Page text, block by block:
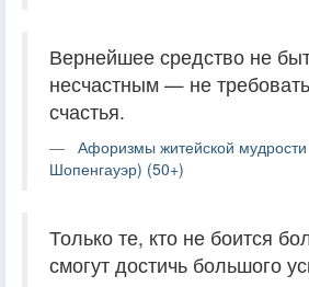
Вернейшее средство не
несчастным — не
счастья.
Афоризмы житейской
Шопенгауэр) (50+)
Только те, кто не боится
смогут достичь большого